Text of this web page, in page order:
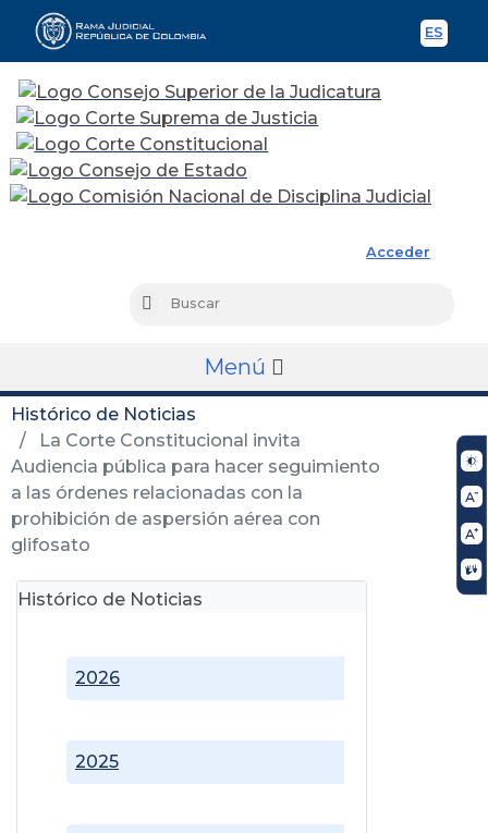
ES
Acceder
Buscar
Menú
Histórico de Noticias
La Corte Constitucional invita
Audiencia pública para hacer seguimiento
a las órdenes relacionadas con la
prohibición de aspersión aérea con
glifosato
Histórico de Noticias
2025
2026